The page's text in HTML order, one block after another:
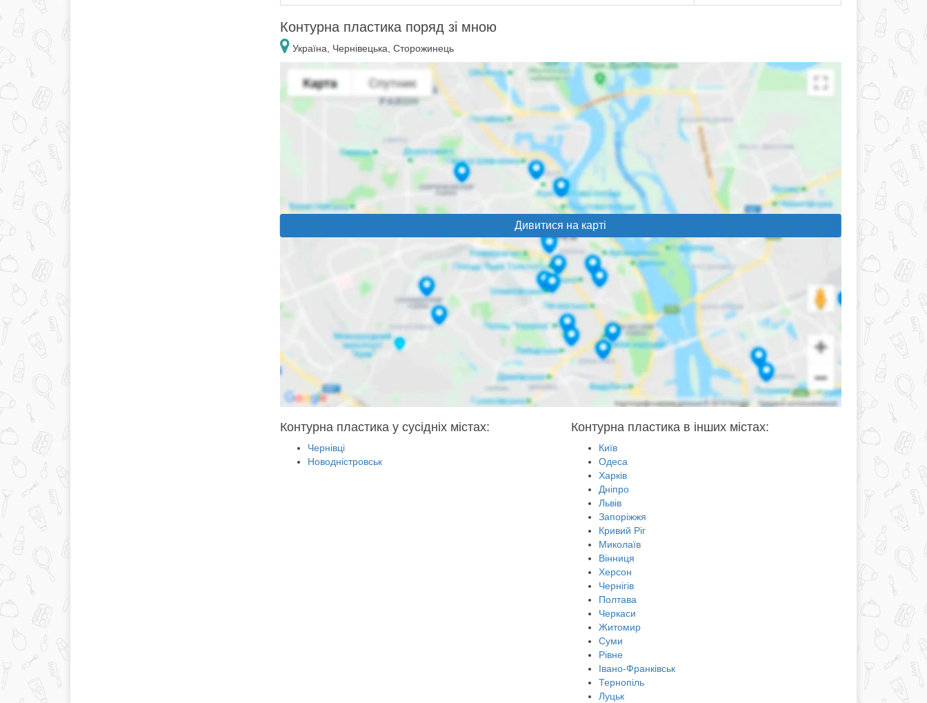
Контурна пластика поряд зі мною
Україна, Чернівецька, Сторожинець
Дивитися на карті
Контурна пластика у сусідніх містах:
Чернівці
Новодністровськ
Контурна пластика в інших містах:
Київ
Одеса
Харків
Дніпро
Львів
Запоріжжя
Кривий Ріг
Миколаїв
Вінниця
Херсон
Чернігів
Полтава
Черкаси
Житомир
Суми
Рівне
Івано-Франківськ
Тернопіль
Луцьк